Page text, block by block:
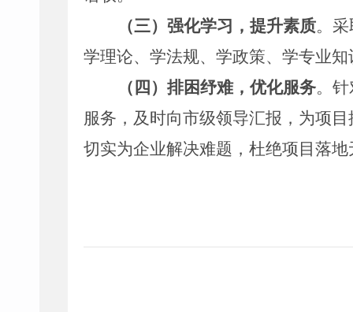
（三） 强化学习，提升素质。
学理论、学法规、学政策、学专业
（四）排困纾难，优化服务。 针
服务，及时向市级领导汇报，为项
切实为企业解决难题，杜绝项目落